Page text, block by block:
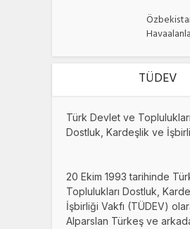
TÜDEV
Türk Devlet ve Toplulukları
Dostluk, Kardeşlik ve
20 Ekim 1993 tarihinde
Toplulukları Dostluk,
İşbirliği Vakfı (TÜDEV)
Alparslan Türkeş ve